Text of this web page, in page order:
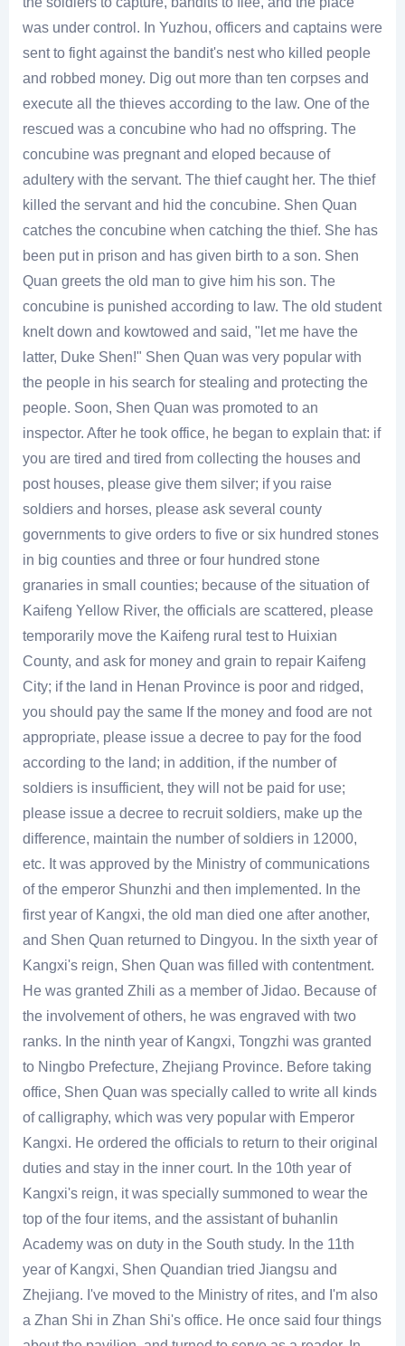
was under control. In Yuzhou, officers and captains were
sent to fight against the bandit's nest who killed people
and robbed money. Dig out more than ten corpses and
execute all the thieves according to the law. One of the
rescued was a concubine who had no offspring. The
concubine was pregnant and eloped because of
adultery with the servant. The thief caught her. The thief
killed the servant and hid the concubine. Shen Quan
catches the concubine when catching the thief. She has
been put in prison and has given birth to a son. Shen
Quan greets the old man to give him his son. The
concubine is punished according to law. The old student
knelt down and kowtowed and said, "let me have the
latter, Duke Shen!" Shen Quan was very popular with
the people in his search for stealing and protecting the
people. Soon, Shen Quan was promoted to an
inspector. After he took office, he began to explain that: if
you are tired and tired from collecting the houses and
post houses, please give them silver; if you raise
soldiers and horses, please ask several county
governments to give orders to five or six hundred stones
in big counties and three or four hundred stone
granaries in small counties; because of the situation of
Kaifeng Yellow River, the officials are scattered, please
temporarily move the Kaifeng rural test to Huixian
County, and ask for money and grain to repair Kaifeng
City; if the land in Henan Province is poor and ridged,
you should pay the same If the money and food are not
appropriate, please issue a decree to pay for the food
according to the land; in addition, if the number of
soldiers is insufficient, they will not be paid for use;
please issue a decree to recruit soldiers, make up the
difference, maintain the number of soldiers in 12000,
etc. It was approved by the Ministry of communications
of the emperor Shunzhi and then implemented. In the
first year of Kangxi, the old man died one after another,
and Shen Quan returned to Dingyou. In the sixth year of
Kangxi's reign, Shen Quan was filled with contentment.
He was granted Zhili as a member of Jidao. Because of
the involvement of others, he was engraved with two
ranks. In the ninth year of Kangxi, Tongzhi was granted
to Ningbo Prefecture, Zhejiang Province. Before taking
office, Shen Quan was specially called to write all kinds
of calligraphy, which was very popular with Emperor
Kangxi. He ordered the officials to return to their original
duties and stay in the inner court. In the 10th year of
Kangxi's reign, it was specially summoned to wear the
top of the four items, and the assistant of buhanlin
Academy was on duty in the South study. In the 11th
year of Kangxi, Shen Quandian tried Jiangsu and
Zhejiang. I've moved to the Ministry of rites, and I'm also
a Zhan Shi in Zhan Shi's office. He once said four things